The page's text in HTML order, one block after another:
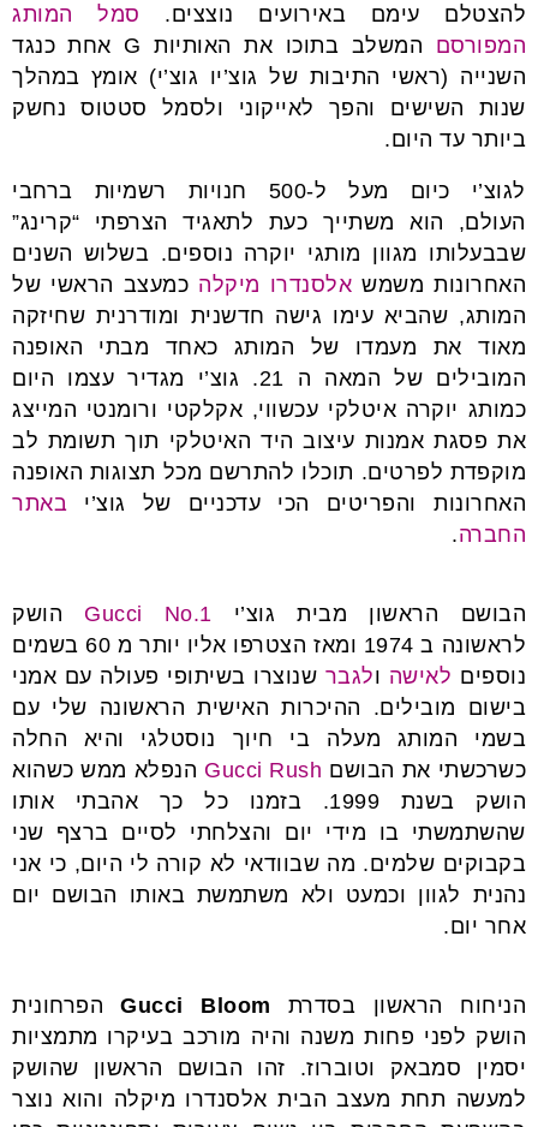
להצטלם עימם באירועים נוצצים. סמל המותג
המפורסם
המשלב בתוכו את האותיות G אחת כנגד
השנייה (ראשי התיבות של גוצ’יו גוצ’י) אומץ במהלך
שנות השישים והפך לאייקוני ולסמל סטטוס נחשק
ביותר עד היום.
לגוצ’י כיום מעל ל-500 חנויות רשמיות ברחבי
העולם, הוא משתייך כעת לתאגיד הצרפתי “קרינג”
שבבעלותו מגוון מותגי יוקרה נוספים. בשלוש השנים
האחרונות משמש אלסנדרו מיקלה כמעצב הראשי של
המותג, שהביא עימו גישה חדשנית ומודרנית שחיזקה
מאוד את מעמדו של המותג כאחד מבתי האופנה
המובילים של המאה ה 21. גוצ’י מגדיר עצמו היום
כמותג יוקרה איטלקי עכשווי, אקלקטי ורומנטי המייצג
את פסגת אמנות עיצוב היד האיטלקי תוך תשומת לב
מוקפדת לפרטים. תוכלו להתרשם מכל תצוגות האופנה
האחרונות והפריטים הכי עדכניים של גוצ’י באתר
החברה.
הבושם הראשון מבית גוצ’י Gucci No.1 הושק
לראשונה ב 1974 ומאז הצטרפו אליו יותר מ 60 בשמים
נוספים לאישה ולגבר שנוצרו בשיתופי פעולה עם אמני
בישום מובילים. ההיכרות האישית הראשונה שלי עם
בשמי המותג מעלה בי חיוך נוסטלגי והיא החלה
כשרכשתי את הבושם Gucci Rush הנפלא ממש כשהוא
הושק בשנת 1999. בזמנו כל כך אהבתי אותו
שהשתמשתי בו מידי יום והצלחתי לסיים ברצף שני
בקבוקים שלמים. מה שבוודאי לא קורה לי היום, כי אני
נהנית לגוון וכמעט ולא משתמשת באותו הבושם יום
אחר יום.
הניחוח הראשון בסדרת Gucci Bloomהפרחונית
הושק לפני פחות משנה והיה מורכב בעיקרו מתמציות
יסמין סמבאק וטוברוז. זהו הבושם הראשון שהושק
למעשה תחת מעצב הבית אלסנדרו מיקלה והוא נוצר